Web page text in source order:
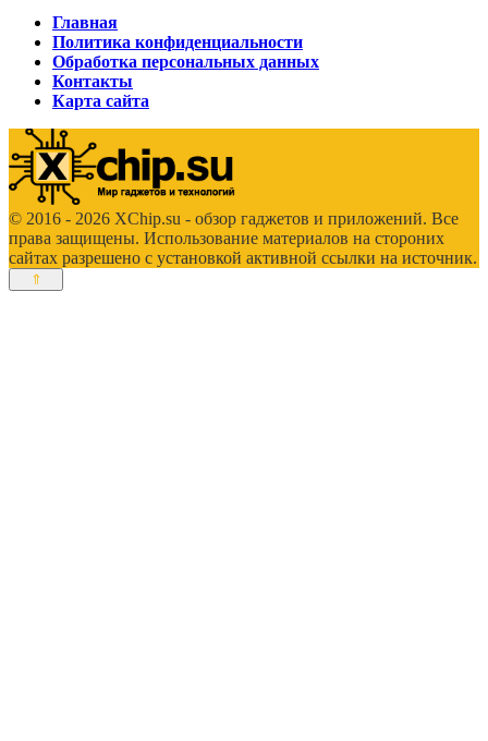
Главная
Политика конфиденциальности
Обработка персональных данных
Контакты
Карта сайта
© 2016 - 2026 XChip.su - обзор гаджетов и приложений. Все
права защищены. Использование материалов на стороних
сайтах разрешено с установкой активной ссылки на источник.